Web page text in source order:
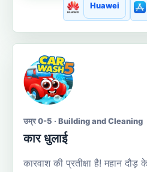
Huawei
उम्र 0-5 · Building and Cleaning
कार धुलाई
कारवाश की प्रतीक्षा है! महान